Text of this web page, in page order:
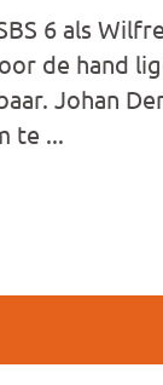
6 als
de hand
Johan
te ...